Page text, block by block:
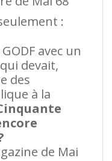
:
avec un
devait,
des
à la
de Mai